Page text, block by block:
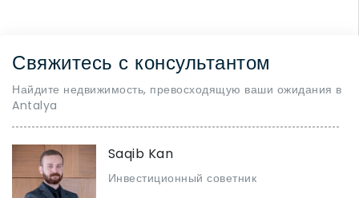
Свяжитесь с консультантом
Найдите недвижимость, превосходящую ваши ожидания в
Antalya
Saqib Kan
Инвестиционный советник